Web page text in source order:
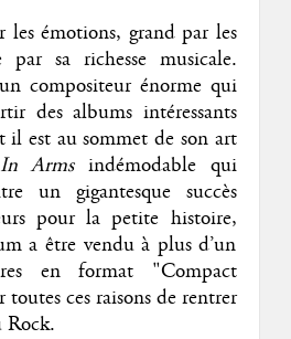
émotions, grand par les
par sa richesse musicale.
compositeur énorme qui
des albums intéressants
il est au sommet de son art
Armsindémodable qui
un gigantesque succès
pour la petite histoire,
a être vendu à plus d’un
en format "Compact
ces raisons de rentrer
Rock.